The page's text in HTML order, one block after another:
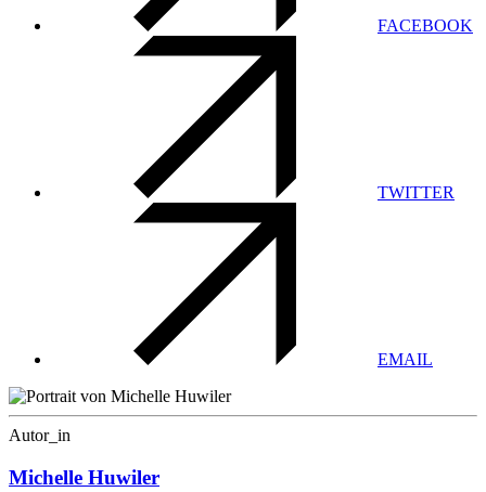
FACEBOOK
TWITTER
EMAIL
Autor_in
Michelle Huwiler